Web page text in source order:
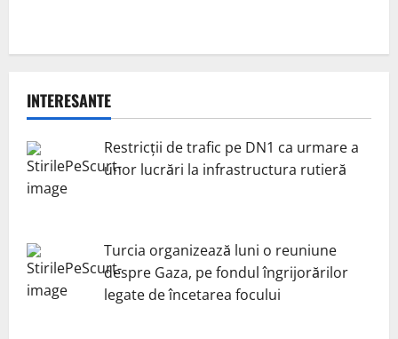
INTERESANTE
Restricții de trafic pe DN1 ca urmare a
unor lucrări la infrastructura rutieră
Turcia organizează luni o reuniune
despre Gaza, pe fondul îngrijorărilor
legate de încetarea focului